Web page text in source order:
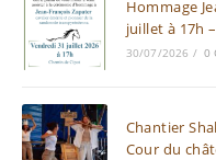
Hommage
juillet à 17h
30/07/2026 / 0
Chantier
Cour du